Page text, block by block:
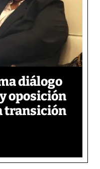
diálogo
oposición
transición